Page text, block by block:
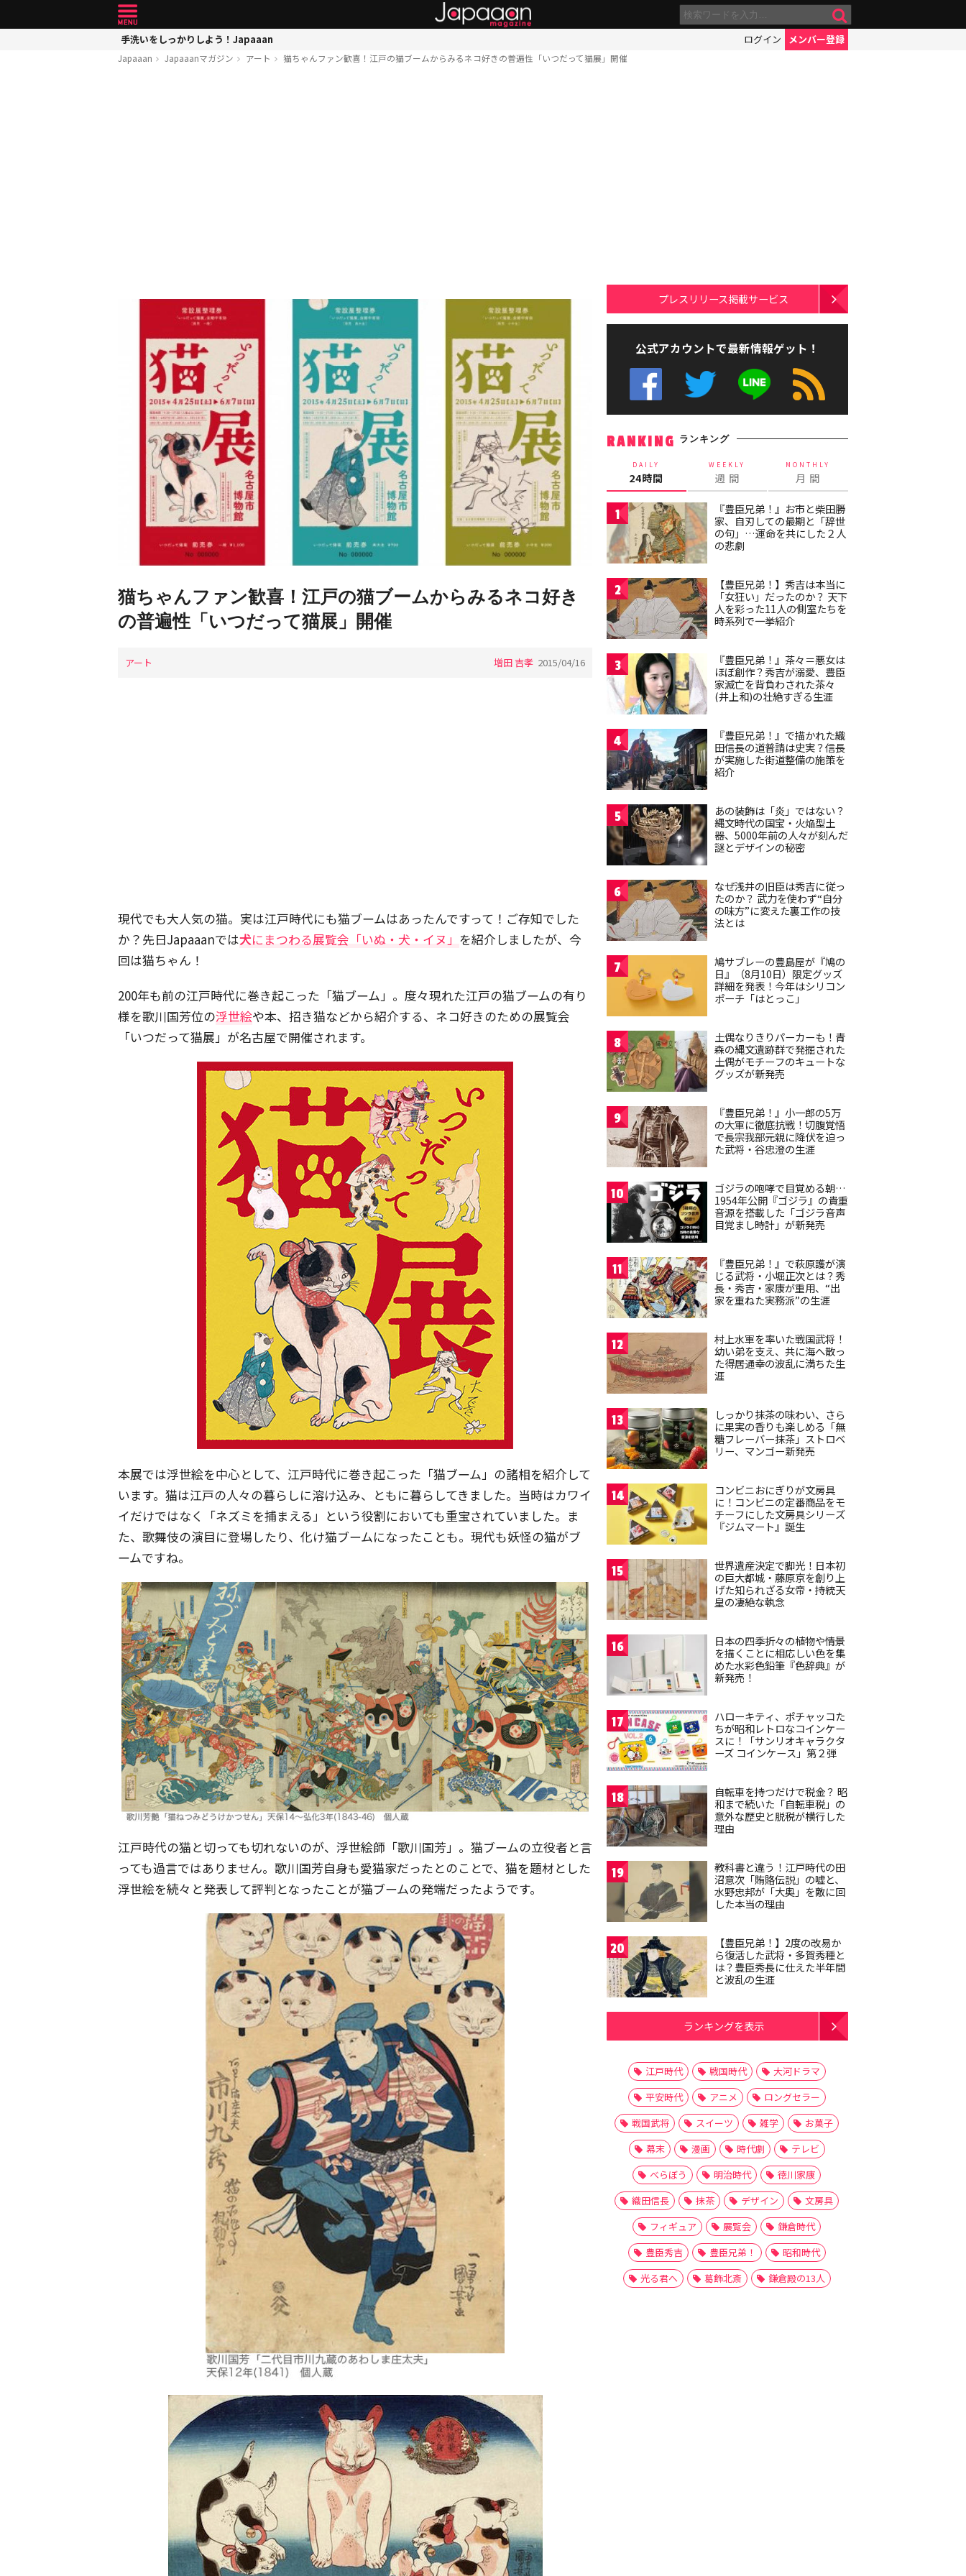
手洗いをしっかりしよう！Japaaan ログイン メンバー登録
Japaaan Japaaanマガジン アート 猫ちゃんファン歓喜！江戸の猫ブームからみるネコ好きの普遍性「いつだって猫展」開催
猫ちゃんファン歓喜！江戸の猫ブームからみるネコ好き
の普遍性「いつだって猫展」開催
アート 増田 吉孝 2015/04/16
現代でも大人気の猫。実は江戸時代にも猫ブームはあったんですって！ご存知でした
か？先日Japaaanでは犬にまつわる展覧会「いぬ・犬・イヌ」 を紹介しましたが、今
回は猫ちゃん！
200年も前の江戸時代に巻き起こった「猫ブーム」。度々現れた江戸の猫ブームの有り
様を歌川国芳位の浮世絵や本、招き猫などから紹介する、ネコ好きのための展覧会
「いつだって猫展」が名古屋で開催されます。
本展では浮世絵を中心として、江戸時代に巻き起こった「猫ブーム」の諸相を紹介して
います。猫は江戸の人々の暮らしに溶け込み、ともに暮らしてきました。当時はカワイ
イだけではなく「ネズミを捕まえる」という役割においても重宝されていました。ま
た、歌舞伎の演目に登場したり、化け猫ブームになったことも。現代も妖怪の猫がブ
ームですね。
江戸時代の猫と切っても切れないのが、浮世絵師「歌川国芳」。猫ブームの立役者と言
っても過言ではありません。歌川国芳自身も愛猫家だったとのことで、猫を題材とした
浮世絵を続々と発表して評判となったことが猫ブームの発端だったようです。
プレスリリース掲載サービス
公式アカウントで最新情報ゲット！
RANKING ランキング
DAILY
24時間
WEEKLY
週 間
MONTHLY
月 間
1
『豊臣兄弟！』お市と柴田勝
家、自刃しての最期と「辞世
の句」…運命を共にした２人
の悲劇
2
【豊臣兄弟！】秀吉は本当に
「女狂い」だったのか？ 天下
人を彩った11人の側室たちを
時系列で一挙紹介
3
『豊臣兄弟！』茶々＝悪女は
ほぼ創作？秀吉が溺愛、豊臣
家滅亡を背負わされた茶々
(井上和)の壮絶すぎる生涯
4
『豊臣兄弟！』で描かれた織
田信長の道普請は史実？信長
が実施した街道整備の施策を
紹介
5
あの装飾は「炎」ではない？
縄文時代の国宝・火焔型土
器、5000年前の人々が刻んだ
謎とデザインの秘密
6
なぜ浅井の旧臣は秀吉に従っ
たのか？ 武力を使わず“自分
の味方”に変えた裏工作の技
法とは
7
鳩サブレーの豊島屋が『鳩の
日』（8月10日）限定グッズ
詳細を発表！今年はシリコン
ポーチ「はとっこ」
8
土偶なりきりパーカーも！青
森の縄文遺跡群で発掘された
土偶がモチーフのキュートな
グッズが新発売
9
『豊臣兄弟！』小一郎の5万
の大軍に徹底抗戦！切腹覚悟
で長宗我部元親に降伏を迫っ
た武将・谷忠澄の生涯
10
ゴジラの咆哮で目覚める朝…
1954年公開『ゴジラ』の貴重
音源を搭載した「ゴジラ音声
目覚まし時計」が新発売
11
『豊臣兄弟！』で萩原護が演
じる武将・小堀正次とは？秀
長・秀吉・家康が重用、“出
家を重ねた実務派”の生涯
12
村上水軍を率いた戦国武将！
幼い弟を支え、共に海へ散っ
た得居通幸の波乱に満ちた生
涯
13
しっかり抹茶の味わい、さら
に果実の香りも楽しめる「無
糖フレーバー抹茶」ストロベ
リー、マンゴー新発売
14
コンビニおにぎりが文房具
に！コンビニの定番商品をモ
チーフにした文房具シリーズ
『ジムマート』誕生
15
世界遺産決定で脚光！日本初
の巨大都城・藤原京を創り上
げた知られざる女帝・持統天
皇の凄絶な執念
16
日本の四季折々の植物や情景
を描くことに相応しい色を集
めた水彩色鉛筆『色辞典』が
新発売！
17
ハローキティ、ポチャッコた
ちが昭和レトロなコインケー
スに！「サンリオキャラクタ
ーズ コインケース」第２弾
18
自転車を持つだけで税金？ 昭
和まで続いた「自転車税」の
意外な歴史と脱税が横行した
理由
19
教科書と違う！江戸時代の田
沼意次「賄賂伝説」の嘘と、
水野忠邦が「大奥」を敵に回
した本当の理由
20
【豊臣兄弟！】2度の改易か
ら復活した武将・多賀秀種と
は？豊臣秀長に仕えた半年間
と波乱の生涯
ランキングを表示
江戸時代 戦国時代
大河ドラマ
平安時代
アニメ
ロングセラー
戦国武将
スイーツ 雑学
お菓子
幕末
漫画 時代劇
テレビ
べらぼう
明治時代
徳川家康
織田信長
抹茶 デザイン
文房具
フィギュア
展覧会
鎌倉時代
豊臣秀吉
豊臣兄弟！
昭和時代
光る君へ
葛飾北斎 鎌倉殿の13人